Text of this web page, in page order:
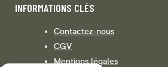
INFORMATIONS CLÉS
Contactez-nous
CGV
Mentions légales